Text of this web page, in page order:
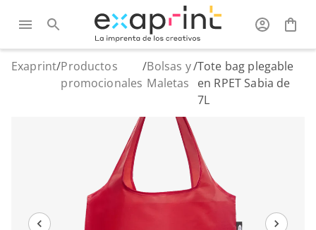
Exaprint/Productos
promocionales
/Bolsas y
Maletas
/Tote bag plegable
en RPET Sabia de
7L